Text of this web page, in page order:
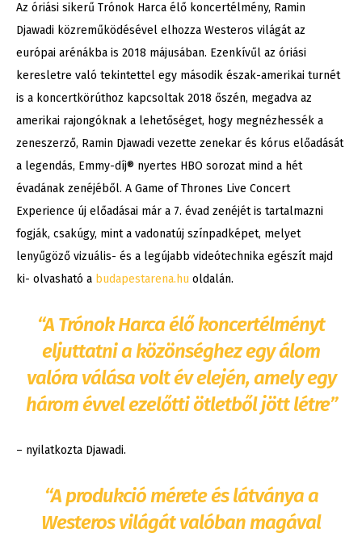
Az óriási sikerű Trónok Harca élő koncertélmény, Ramin
Djawadi közreműködésével elhozza Westeros világát az
európai arénákba is 2018 májusában. Ezenkívűl az óriási
keresletre való tekintettel egy második észak-amerikai turnét
is a koncertkörúthoz kapcsoltak 2018 őszén, megadva az
amerikai rajongóknak a lehetőséget, hogy megnézhessék a
zeneszerző, Ramin Djawadi vezette zenekar és kórus előadását
a legendás, Emmy-díj® nyertes HBO sorozat mind a hét
évadának zenéjéből. A Game of Thrones Live Concert
Experience új előadásai már a 7. évad zenéjét is tartalmazni
fogják, csakúgy, mint a vadonatúj színpadképet, melyet
lenyűgöző vizuális- és a legújabb videótechnika egészít majd
ki- olvasható a budapestarena.hu oldalán.
“A Trónok Harca élő koncertélményt
eljuttatni a közönséghez egy álom
valóra válása volt év elején, amely egy
három évvel ezelőtti ötletből jött létre”
– nyilatkozta Djawadi.
“A produkció mérete és látványa a
Westeros világát valóban magával